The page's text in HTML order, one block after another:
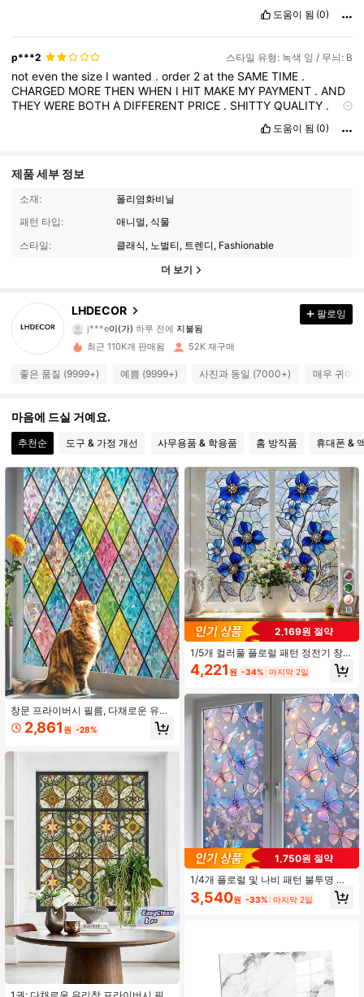
도움이 됨 (0)
p***2 스타일 유형: 녹색 잎 / 무늬: B
noteventhesize Iwanted .order 2atthe SAMETIME .
CHARGED MORETHENWHEN I HIT MAKE MY PAYMENT .AND
THEYWERE BOTHA DIFFERENT PRICE . SHITTYQUALITY .
도움이 됨 (0)
제품 세부 정보
소재:
폴리염화비닐
패턴 타입:
애니멀, 식물
스타일:
클래식, 노벌티, 트렌디, Fashionable
더 보기
LHDECOR
4.89
14K 팔로워
j***e이(가)하루 전에 지불됨
4.89
4.89 14K 팔로워
4.89 14K 팔로워
4.89 14K 팔로워
4.89 14K 팔로워
4.89 14K 팔로워
14K 팔로워
4.89 14K 팔로워
팔로잉
최근 110K개 판매됨 52K 재구매
좋은 품질 (9999+) 예쁨 (9999+) 사진과 동일 (7000+) 매우 귀여
마음에 드실 거예요.
추천순 도구 & 가정 개선 사무용품 & 학용품 홈 방직품 휴대폰 &
창문 프라이버시 필름, 다채로운 유리
창문 스티커, 3D 레인보우 필름, 유리
문 장식용 다채로운 격자 스티커, 정전
스티커, 비닐 스티커, 봄 장식, 홈 리프
레시, 휴일 장식 스티커, 생일 선물, 졸
업식, 학교 장식, 깜짝 선물, 기숙사 장
식, 개학 방 장식, 학용품
2,861 원 -28%
13
2,169원 절약
1/5개 컬러풀 플로럴 패턴 정전기 창문
필름, 무지개빛 프라이버시 유리 스티
커, 제거 가능한 빛 차단 장식 데칼, 가
4,221 원 -34% 마지막 2일
1,750원 절약
1/4개 플로럴 및 나비 패턴 불투명 윈
도우 프라이버시 필름, 정전기 부착 및
UV 차단, 욕실, 침실 및 사무실 장식에
3,540원 -33% 마지막 2일